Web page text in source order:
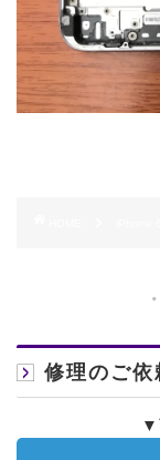
修理のご
▼